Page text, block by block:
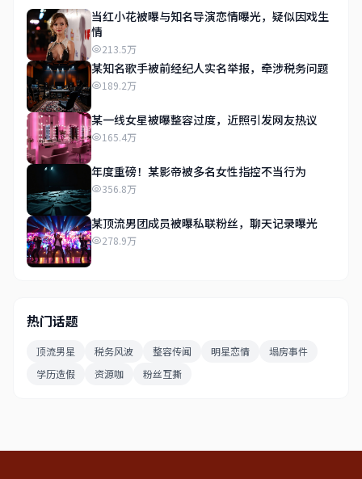
当红小花被曝与知名导演恋情曝光，疑似因戏生
情
213.5万
某知名歌手被前经纪人实名举报，牵涉税务问题
189.2万
某一线女星被曝整容过度，近照引发网友热议
165.4万
年度重磅！某影帝被多名女性指控不当行为
356.8万
某顶流男团成员被曝私联粉丝，聊天记录曝光
278.9万
热门话题
顶流男星 税务风波 整容传闻 明星恋情
塌房事件
学历造假
资源咖 粉丝互撕